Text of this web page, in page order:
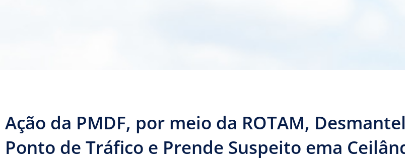
Ação da PMDF, por meio da ROTAM,
Ponto de Tráfico e Prende Suspeito ema